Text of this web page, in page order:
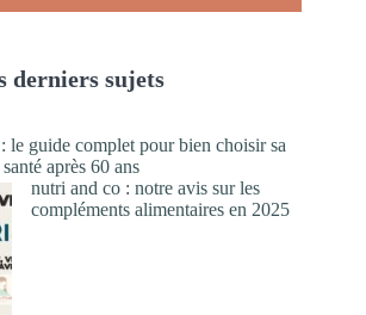
derniers sujets
le guide complet pour bien choisir sa
après 60 ans
nutri and co : notre avis sur les
compléments alimentaires en 2025